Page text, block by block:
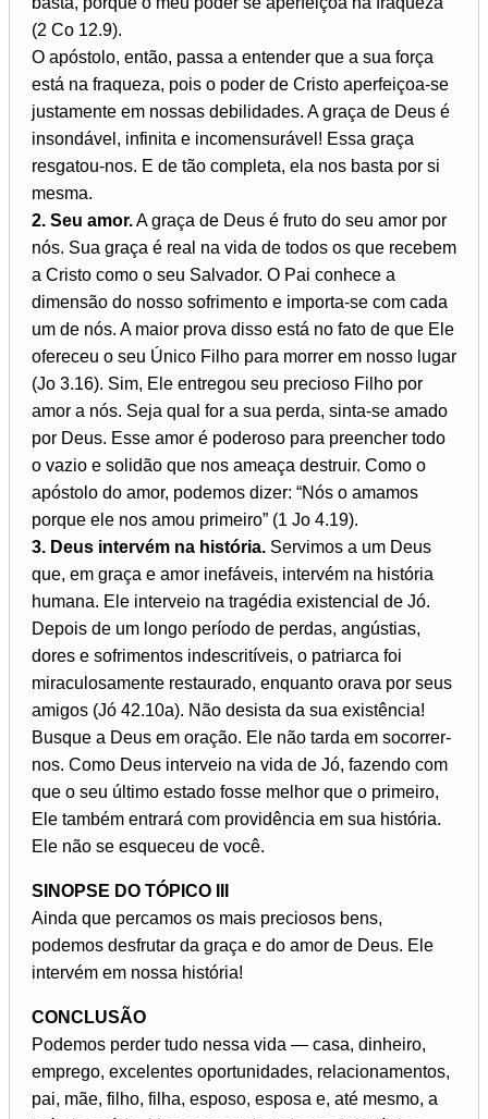
(2 Co 12.9).
O apóstolo, então, passa a entender que a sua força
está na fraqueza, pois o poder de Cristo aperfeiçoa-se
justamente em nossas debilidades. A graça de Deus é
insondável, infinita e incomensurável! Essa graça
resgatou-nos. E de tão completa, ela nos basta por si
mesma.
2. Seu amor.A graça de Deus é fruto do seu amor por
nós. Sua graça é real na vida de todos os que recebem
a Cristo como o seu Salvador. O Pai conhece a
dimensão do nosso sofrimento e importa-se com cada
um de nós. A maior prova disso está no fato de que Ele
ofereceu o seu Único Filho para morrer em nosso lugar
(Jo 3.16). Sim, Ele entregou seu precioso Filho por
amor a nós. Seja qual for a sua perda, sinta-se amado
por Deus. Esse amor é poderoso para preencher todo
o vazio e solidão que nos ameaça destruir. Como o
apóstolo do amor, podemos dizer: “Nós o amamos
porque ele nos amou primeiro” (1 Jo 4.19).
3. Deus intervém na história. Servimos a um Deus
que, em graça e amor inefáveis, intervém na história
humana. Ele interveio na tragédia existencial de Jó.
Depois de um longo período de perdas, angústias,
dores e sofrimentos indescritíveis, o patriarca foi
miraculosamente restaurado, enquanto orava por seus
amigos (Jó 42.10a). Não desista da sua existência!
Busque a Deus em oração. Ele não tarda em socorrer-
nos. Como Deus interveio na vida de Jó, fazendo com
que o seu último estado fosse melhor que o primeiro,
Ele também entrará com providência em sua história.
Ele não se esqueceu de você.
SINOPSE DO TÓPICO III
Ainda que percamos os mais preciosos bens,
podemos desfrutar da graça e do amor de Deus. Ele
intervém em nossa história!
CONCLUSÃO
Podemos perder tudo nessa vida — casa, dinheiro,
emprego, excelentes oportunidades, relacionamentos,
pai, mãe, filho, filha, esposo, esposa e, até mesmo, a